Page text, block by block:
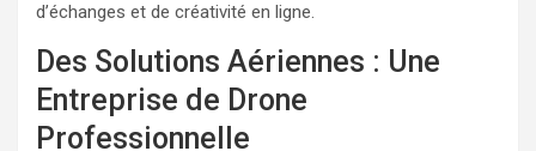
d’échanges et de créativité en ligne.
Des Solutions Aériennes : Une
Entreprise de Drone
Professionnelle